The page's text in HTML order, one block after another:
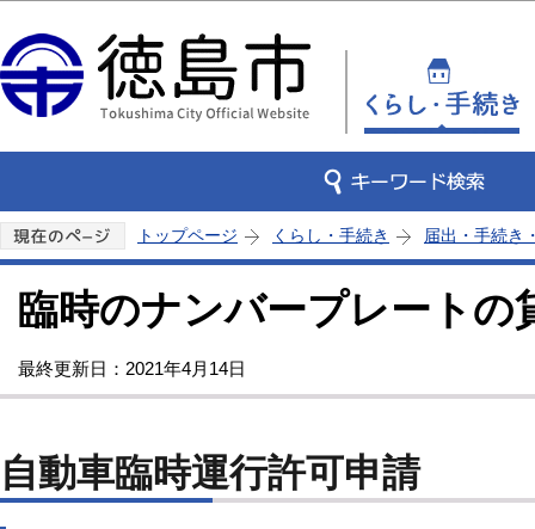
トップページ くらし・手続き 届出・手続き
臨時のナンバープレートの
最終更新日：2021年4月14日
自動車臨時運行許可申請